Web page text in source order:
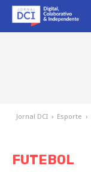
Jornal DCI › Esporte ›
FUTEBOL